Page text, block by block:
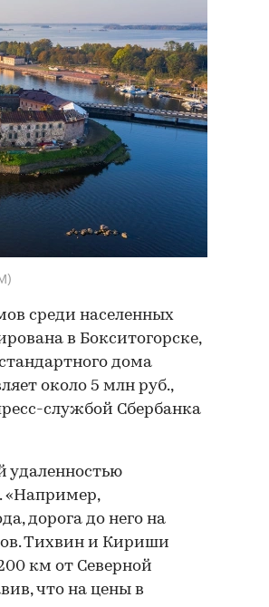
среди населенных
в Бокситогорске,
дома
около 5 млн руб.,
службой Сбербанка
удаленностью
«Например,
дорога до него на
Тихвин и Кириши
км от Северной
что на цены в